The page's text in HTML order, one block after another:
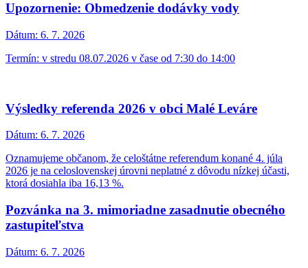
Upozornenie: Obmedzenie dodávky vody
Dátum: 6. 7. 2026
Termín: v stredu 08.07.2026 v čase od 7:30 do 14:00
Výsledky referenda 2026 v obci Malé Leváre
Dátum: 6. 7. 2026
Oznamujeme občanom, že celoštátne referendum konané 4. júla
2026 je na celoslovenskej úrovni neplatné z dôvodu nízkej účasti,
ktorá dosiahla iba 16,13 %.
Pozvánka na 3. mimoriadne zasadnutie obecného
zastupiteľstva
Dátum: 6. 7. 2026